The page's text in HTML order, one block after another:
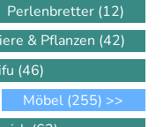
Perlenbretter (12)
& Pflanzen (42)
(46)
Möbel (255) >>